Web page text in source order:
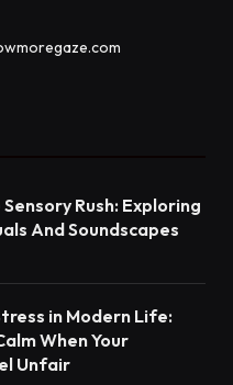
Rush: Exploring
And Soundscapes
in Modern Life:
When Your
Unfair